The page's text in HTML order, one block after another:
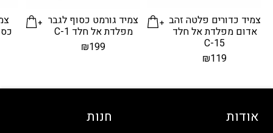
צמיד כדורים פלטה זהב
אדום מפלדת אל חלד
C-15
₪119
צמיד גורמט כסוף לגבר
מפלדת אל חלד C-1
₪199
אודות חנות